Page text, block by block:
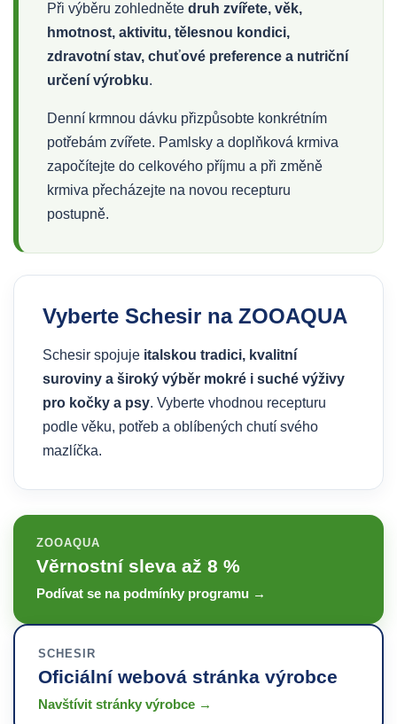
Při výběru zohledněte druh zvířete, věk,
hmotnost, aktivitu, tělesnou kondici,
zdravotní stav, chuťové preference a nutriční
určení výrobku.
Denní krmnou dávku přizpůsobte konkrétním
potřebám zvířete. Pamlsky a doplňková krmiva
započítejte do celkového příjmu a při změně
krmiva přecházejte na novou recepturu
postupně.
Vyberte Schesir na ZOOAQUA
Schesir spojuje italskou tradici, kvalitní
suroviny a široký výběr mokré i suché výživy
pro kočky a psy. Vyberte vhodnou recepturu
podle věku, potřeb a oblíbených chutí svého
mazlíčka.
ZOOAQUA
Věrnostní sleva až 8 %
Podívat se na podmínky programu →
SCHESIR
Oficiální webová stránka výrobce
Navštívit stránky výrobce →